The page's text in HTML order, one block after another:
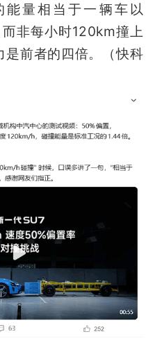
量相当于一辆车以
非每小时120km撞上
是前者的四倍。（快科